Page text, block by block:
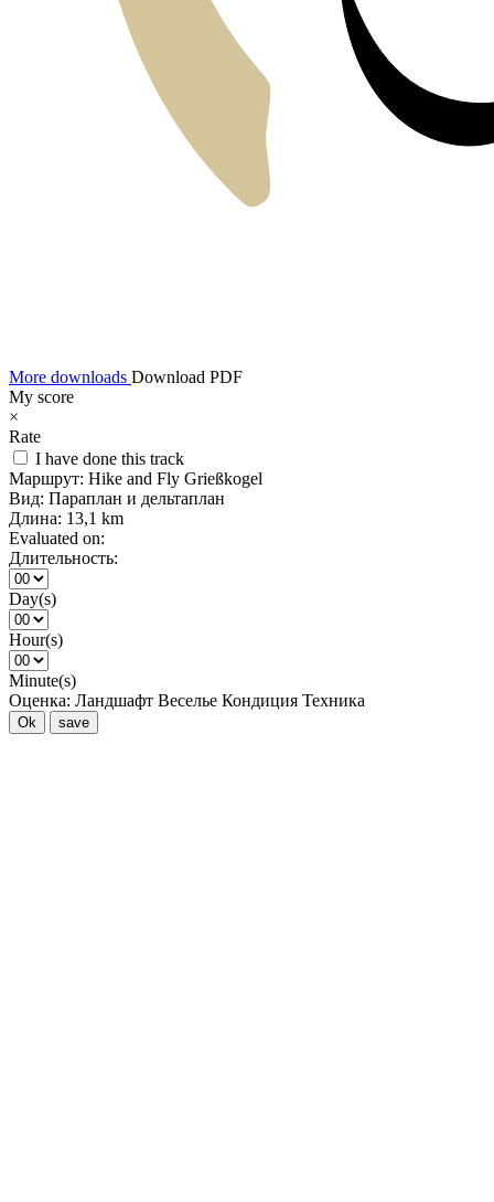
More downloads Download PDF
My score
×
Rate
I have done this track
Маршрут: Hike and Fly Grießkogel
Вид: Параплан и дельтаплан
Длина: 13,1 km
Evaluated on:
Длительность:
Day(s)
Hour(s)
Minute(s)
Оценка: Ландшафт Веселье Кондиция Техника
Ok save